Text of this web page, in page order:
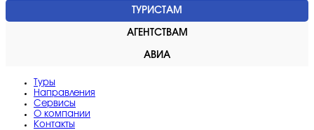
ТУРИСТАМ
АГЕНТСТВАМ
АВИА
Туры
Направления
Сервисы
O компании
Контакты